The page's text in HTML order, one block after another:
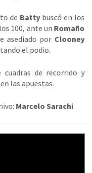
de Batty buscó en los
100, ante un Romaño
asediado por Clooney
el podio.
de recorrido y
las apuestas.
Marcelo Sarachi